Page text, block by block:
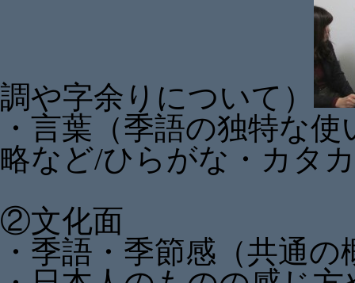
調や字余りについて）
・言葉（季語の独特な
略など/ひらがな・カタ
②文化面
・季語・季節感（共通